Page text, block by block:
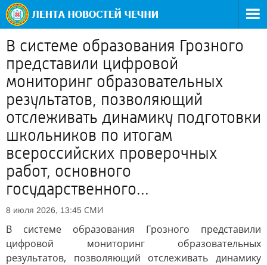
В системе образования Грозного
представили цифровой
мониторинг образовательных
результатов, позволяющий
отслеживать динамику подготовки
школьников по итогам
всероссийских проверочных
работ, основного
государственного...
8 июля 2026, 13:45 СМИ
В системе образования Грозного представили
цифровой мониторинг образовательных
результатов, позволяющий отслеживать динамику